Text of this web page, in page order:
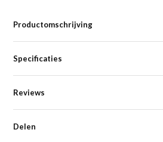
Productomschrijving
Specificaties
Reviews
Delen